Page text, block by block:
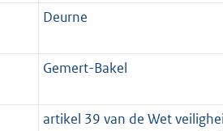
Deurne
Gemert-Bakel
artikel 39 van de Wet